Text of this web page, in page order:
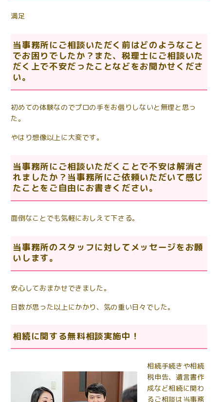
満足
当事務所にご相談いただく前はどのようなこと
でお困りでしたか？また、税理士にご相談いた
だく上で不安だったことなどをお聞かせくださ
い。
初めての体験なのでプロの手をお借りしないと無理と思っ
た。
やはり想像以上に大変です。
当事務所にご相談いただくことで不安は解消さ
れましたか？当事務所にご依頼いただいて感じ
たことをご自由にお書きください。
面倒なことでも気軽におしえて下さる。
当事務所のスタッフに対してメッセージをお願
いします。
安心しておまかせできました。
日数が思った以上にかかり、気の重い日々でした。
相続に関する無料相談実施中！
相続手続きや相続
税申告、遺言書作
成など相続に関わ
るご相談は当事務